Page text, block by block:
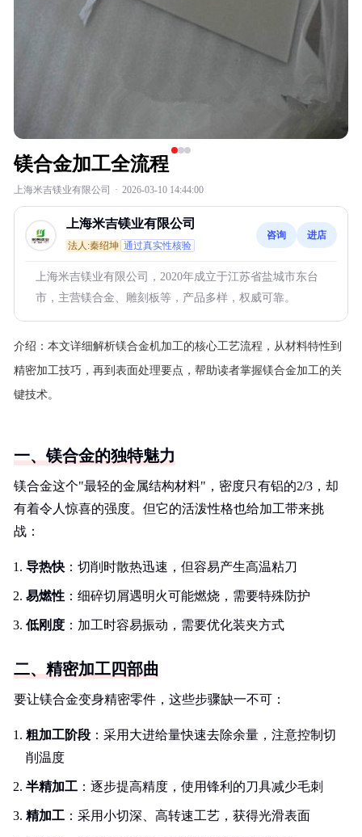
镁合金加工全流程
上海米吉镁业有限公司 · 2026-03-10 14:44:00
上海米吉镁业有限公司
法人:秦绍坤 通过真实性核验
咨询 进店
上海米吉镁业有限公司，2020年成立于江苏省盐城市东台
市，主营镁合金、雕刻板等，产品多样，权威可靠。
介绍： 本文详细解析镁合金机加工的核心工艺流程，从材料特性到
精密加工技巧，再到表面处理要点，帮助读者掌握镁合金加工的关
键技术。
一、镁合金的独特魅力
镁合金这个"最轻的金属结构材料"，密度只有铝的2/3，却
有着令人惊喜的强度。但它的活泼性格也给加工带来挑
战：
导热快 ：切削时散热迅速，但容易产生高温粘刀
易燃性 ：细碎切屑遇明火可能燃烧，需要特殊防护
低刚度 ：加工时容易振动，需要优化装夹方式
二、精密加工四部曲
要让镁合金变身精密零件，这些步骤缺一不可：
粗加工阶段 ：采用大进给量快速去除余量，注意控制切
削温度
半精加工 ：逐步提高精度，使用锋利的刀具减少毛刺
精加工 ：采用小切深、高转速工艺，获得光滑表面